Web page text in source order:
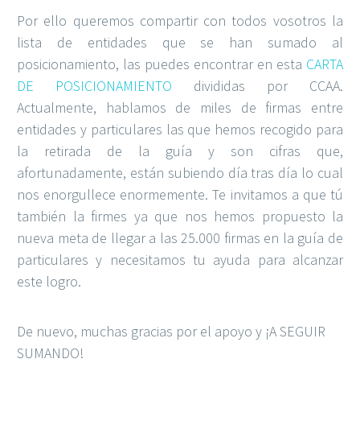
Por ello queremos compartir con todos vosotros la
lista de entidades que se han sumado al
posicionamiento, las puedes encontrar en esta CARTA
DE POSICIONAMIENTO divididas por CCAA.
Actualmente, hablamos de miles de firmas entre
entidades y particulares las que hemos recogido para
la retirada de la guía y son cifras que,
afortunadamente, están subiendo día tras día lo cual
nos enorgullece enormemente. Te invitamos a que tú
también la firmes ya que nos hemos propuesto la
nueva meta de llegar a las 25.000 firmas en la guía de
particulares y necesitamos tu ayuda para alcanzar
este logro.
De nuevo, muchas gracias por el apoyo y ¡A SEGUIR
SUMANDO!